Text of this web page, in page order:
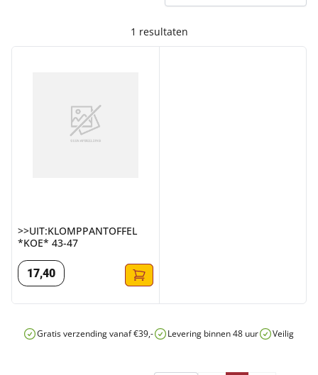
1 resultaten
>>UIT:KLOMPPANTOFFEL
*KOE* 43-47
17,40
Gratis verzending vanaf €39,- Levering binnen 48 uur Veilig